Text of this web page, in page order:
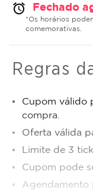
alarm Fechado
*Os horários
comemorativas.
Regras
Cupom válido
compra.
Oferta válida
Limite de 3
Cupom pode
Agendamento